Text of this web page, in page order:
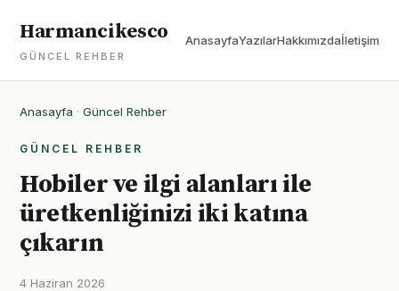
Harmancikesco
GÜNCEL REHBER
AnasayfaYazılarHakkımızdaİletişim
Anasayfa · Güncel Rehber
GÜNCEL REHBER
Hobiler ve ilgi alanları ile
üretkenliğinizi iki katına
çıkarın
4 Haziran 2026